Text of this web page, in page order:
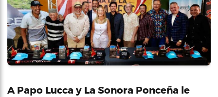
A Papo Lucca y La Sonora Ponceña le